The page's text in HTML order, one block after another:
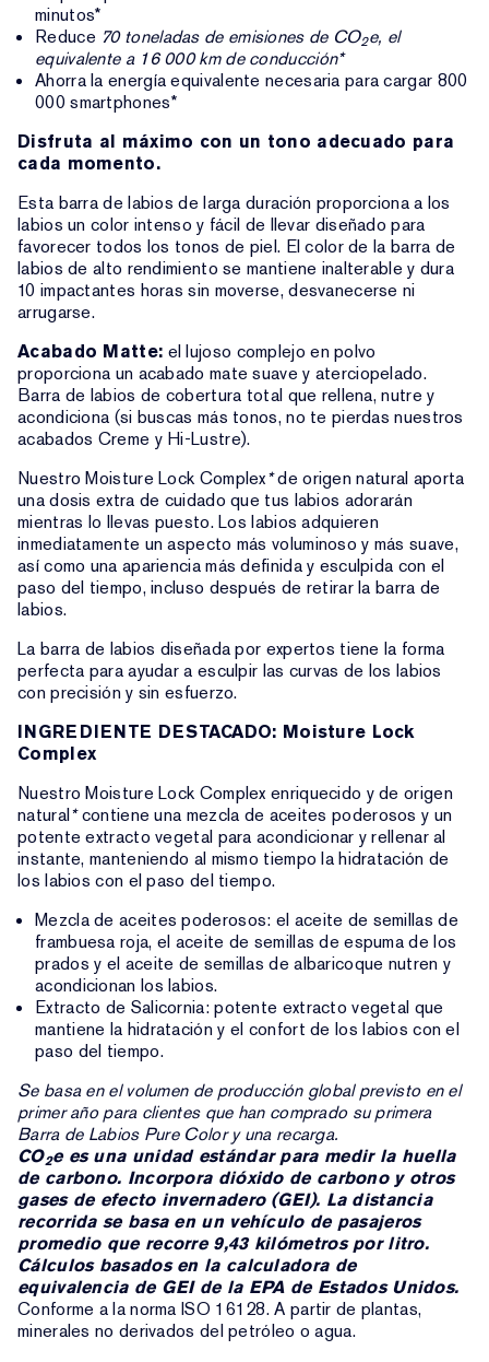
minutos*
Reduce 70 toneladas de emisiones de CO2e, el
equivalente a 16 000 km de conducción*
Ahorra la energía equivalente necesaria para cargar 800
000 smartphones*
Disfruta al máximo con un tono adecuado para
cada momento.
Esta barra de labios de larga duración proporciona a los
labios un color intenso y fácil de llevar diseñado para
favorecer todos los tonos de piel. El color de la barra de
labios de alto rendimiento se mantiene inalterable y dura
10 impactantes horas sin moverse, desvanecerse ni
arrugarse.
Acabado Matte: el lujoso complejo en polvo
proporciona un acabado mate suave y aterciopelado.
Barra de labios de cobertura total que rellena, nutre y
acondiciona (si buscas más tonos, no te pierdas nuestros
acabados Creme y Hi-Lustre).
Nuestro Moisture Lock Complex*de origen natural aporta
una dosis extra de cuidado que tus labios adorarán
mientras lo llevas puesto. Los labios adquieren
inmediatamente un aspecto más voluminoso y más suave,
así como una apariencia más definida y esculpida con el
paso del tiempo, incluso después de retirar la barra de
labios.
La barra de labios diseñada por expertos tiene la forma
perfecta para ayudar a esculpir las curvas de los labios
con precisión y sin esfuerzo.
INGREDIENTE DESTACADO: Moisture Lock
Complex
Nuestro Moisture Lock Complex enriquecido y de origen
natural*contiene una mezcla de aceites poderosos y un
potente extracto vegetal para acondicionar y rellenar al
instante, manteniendo al mismo tiempo la hidratación de
los labios con el paso del tiempo.
Mezcla de aceites poderosos: el aceite de semillas de
frambuesa roja, el aceite de semillas de espuma de los
prados y el aceite de semillas de albaricoque nutren y
acondicionan los labios.
Extracto de Salicornia: potente extracto vegetal que
mantiene la hidratación y el confort de los labios con el
paso del tiempo.
Se basa en el volumen de producción global previsto en el
primer año para clientes que han comprado su primera
Barra de Labios Pure Color y una recarga.
CO2e es una unidad estándar para medir la huella
de carbono. Incorpora dióxido de carbono y otros
gases de efecto invernadero (GEI). La distancia
recorrida se basa en un vehículo de pasajeros
promedio que recorre 9,43 kilómetros por litro.
Cálculos basados en la calculadora de
equivalencia de GEI de la EPA de Estados Unidos.
Conforme a la norma ISO 16128. A partir de plantas,
minerales no derivados del petróleo o agua.